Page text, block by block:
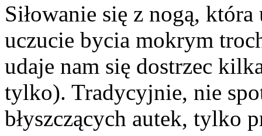
Siłowanie się z nogą,
uczucie bycia mokrym
udaje nam się dostrzec
tylko). Tradycyjnie, nie
błyszczących autek, tylko